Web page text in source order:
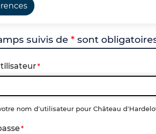
suivis de * sont
nom d'utilisateur pour Château